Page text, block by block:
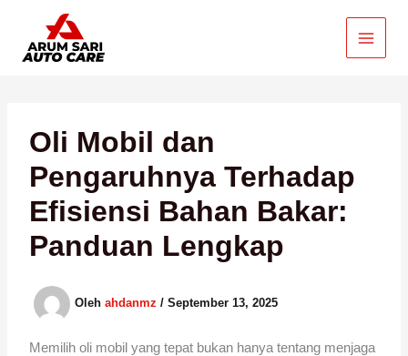
konten
Oli Mobil dan
Pengaruhnya Terhadap
Efisiensi Bahan Bakar:
Panduan Lengkap
Olehahdanmz/September 13, 2025
Memilih oli mobil yang tepat bukan hanya tentang menjaga